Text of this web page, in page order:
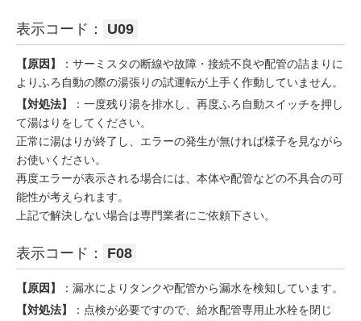
表示コード： U09
【原因】
：サーミスタの断線や故障・接続不良や配管の詰まりに
よりふろ自動の際の湯張りの試運転が上手く作動していません。
【対処法】
：一度残り湯を排水し、再度ふろ自動スイッチを押し
て湯はりをしてください。
正常に湯はりが終了し、エラーの発生が無ければ様子を見ながら
お使いください。
再度エラーが表示される場合には、本体や配管などの不具合の可
能性が考えられます。
上記で解決しない場合は専門業者にご依頼下さい。
表示コード： F08
【原因】
：漏水によりタンクや配管から漏水を検知しています。
【対処法】
：点検が必要ですので、給水配管専用止水栓を閉じ